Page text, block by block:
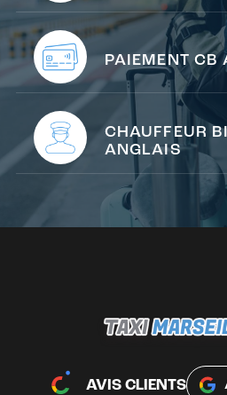
PAIEMENT CB
CHAUFFEUR
ANGLAIS
AVIS CLIENTS